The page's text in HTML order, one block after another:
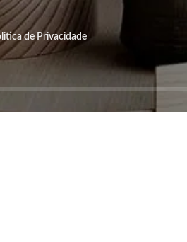
de Privacidade